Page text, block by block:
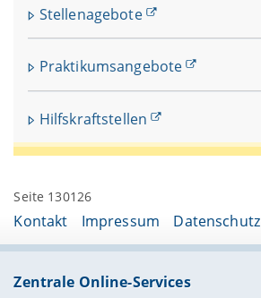
Stellenagebote
Praktikumsangebote
Hilfskraftstellen
Seite 130126
Kontakt Impressum Datenschutz
Zentrale Online-Services